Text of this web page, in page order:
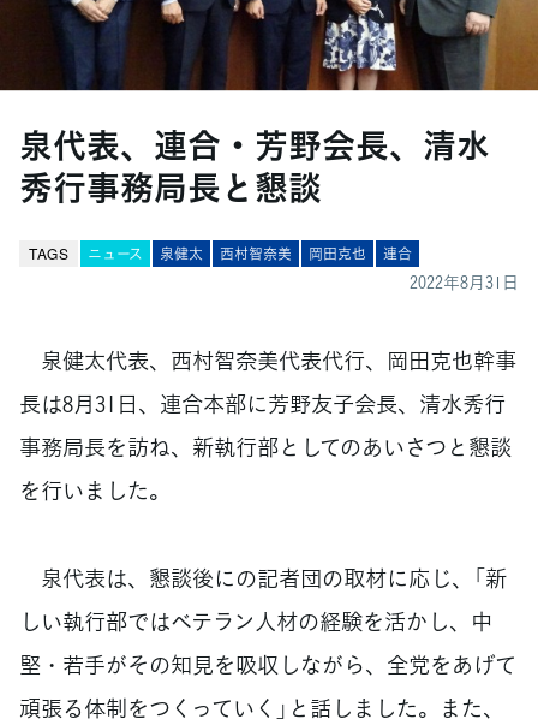
泉代表、連合・芳野会長、清水
秀行事務局長と懇談
TAGS ニュース 泉健太 西村智奈美 岡田克也 連合
2022年8月31日
泉健太代表、西村智奈美代表代行、岡田克也幹事
長は8月31日、連合本部に芳野友子会長、清水秀行
事務局長を訪ね、新執行部としてのあいさつと懇談
を行いました。
泉代表は、懇談後にの記者団の取材に応じ、「新
しい執行部ではベテラン人材の経験を活かし、中
堅・若手がその知見を吸収しながら、全党をあげて
頑張る体制をつくっていく」と話しました。また、